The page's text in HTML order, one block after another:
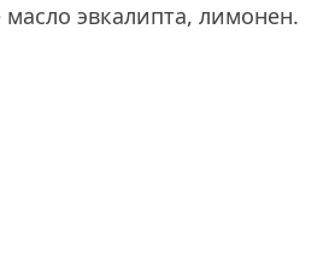
эвкалипта, лимонен.